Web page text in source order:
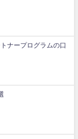
ナープログラムの口